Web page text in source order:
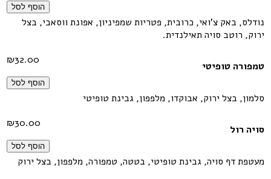
הוסף לסל
נודלס, באק צ'ואי, כרובית, פטריות שמפיניון, אפונת ווסאבי, בצל
ירוק, רוטב סויה תאילנדית.
טמפורה טופיטי ₪32.00
הוסף לסל
סלמון, בצל ירוק, אבוקדו, מלפפון, גבינת טופיטי
סויה רול ₪30.00
הוסף לסל
מעטפת דף סויה, גבינת טופיטי, בטטה, טמפורה, מלפפון, בצל ירוק